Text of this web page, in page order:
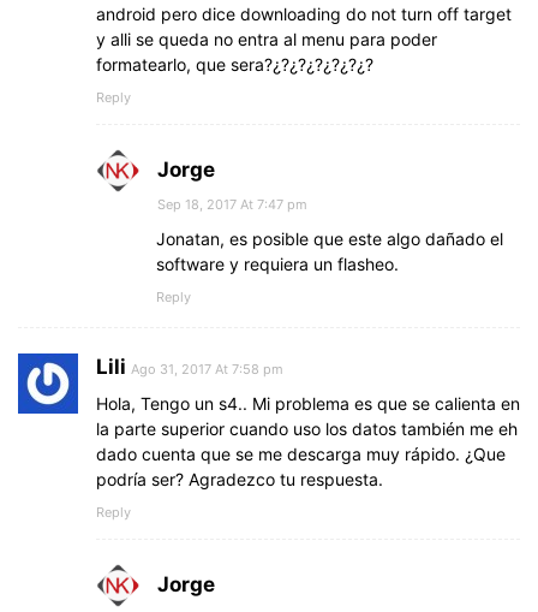
android pero dice downloading do not turn off target
y alli se queda no entra al menu para poder
formatearlo, que sera?¿?¿?¿?¿?¿?¿?
Reply
Jorge
Sep 18, 2017 At 7:47 pm
Jonatan, es posible que este algo dañado el
software y requiera un flasheo.
Reply
Lili Ago 31, 2017 At 7:58 pm
Hola, Tengo un s4.. Mi problema es que se calienta en
la parte superior cuando uso los datos también me eh
dado cuenta que se me descarga muy rápido. ¿Que
podría ser? Agradezco tu respuesta.
Reply
Jorge